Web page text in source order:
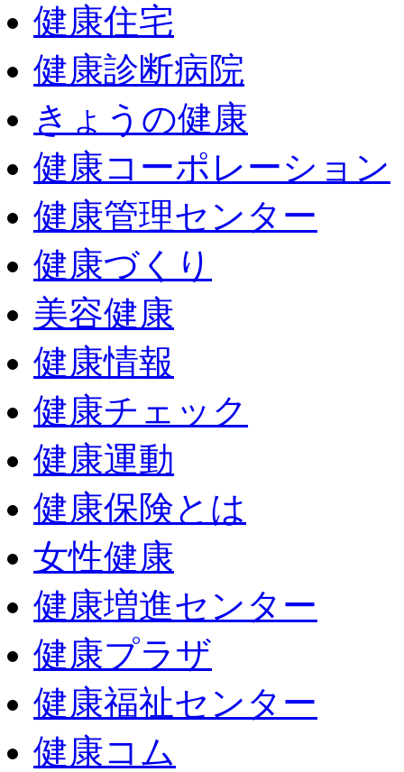
健康住宅
健康診断病院
きょうの健康
健康コーポレーション
健康管理センター
健康づくり
美容健康
健康情報
健康チェック
健康運動
健康保険とは
女性健康
健康増進センター
健康プラザ
健康福祉センター
健康コム